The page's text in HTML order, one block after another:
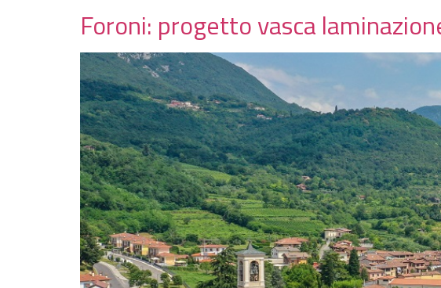
Foroni: progetto vasca